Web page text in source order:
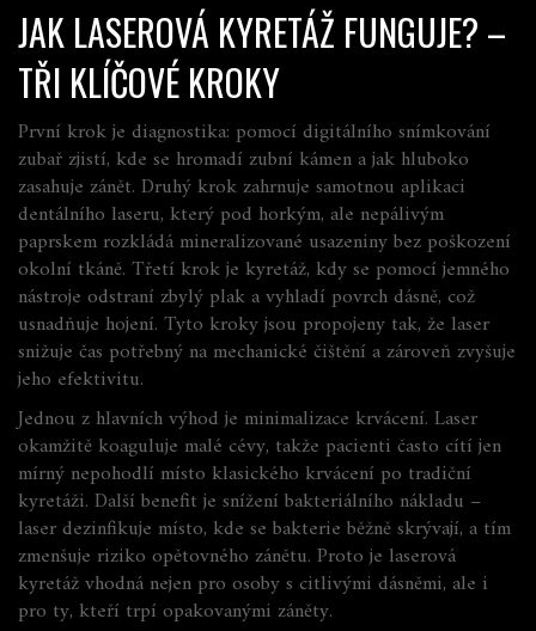
JAK LASEROVÁ KYRETÁŽ FUNGUJE? –
TŘI KLÍČOVÉ KROKY
První krok je diagnostika: pomocí digitálního snímkování
zubař zjistí, kde se hromadí zubní kámen a jak hluboko
zasahuje zánět. Druhý krok zahrnuje samotnou aplikaci
dentálního laseru, který pod horkým, ale nepálivým
paprskem rozkládá mineralizované usazeniny bez poškození
okolní tkáně. Třetí krok je kyretáž, kdy se pomocí jemného
nástroje odstraní zbylý plak a vyhladí povrch dásně, což
usnadňuje hojení. Tyto kroky jsou propojeny tak, že laser
snižuje čas potřebný na mechanické čištění a zároveň zvyšuje
jeho efektivitu.
Jednou z hlavních výhod je minimalizace krvácení. Laser
okamžitě koaguluje malé cévy, takže pacienti často cítí jen
mírný nepohodlí místo klasického krvácení po tradiční
kyretáži. Další benefit je snížení bakteriálního nákladu –
laser dezinfikuje místo, kde se bakterie běžně skrývají, a tím
zmenšuje riziko opětovného zánětu. Proto je laserová
kyretáž vhodná nejen pro osoby s citlivými dásněmi, ale i
pro ty, kteří trpí opakovanými záněty.